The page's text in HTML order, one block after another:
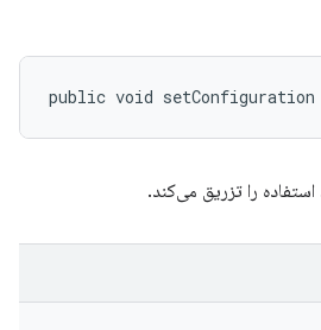
public void
استفاده را تزریق می‌کند.